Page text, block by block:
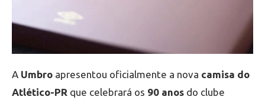
A Umbro apresentou oficialmente a nova camisa do
Atlético-PR que celebrará os 90 anos do clube